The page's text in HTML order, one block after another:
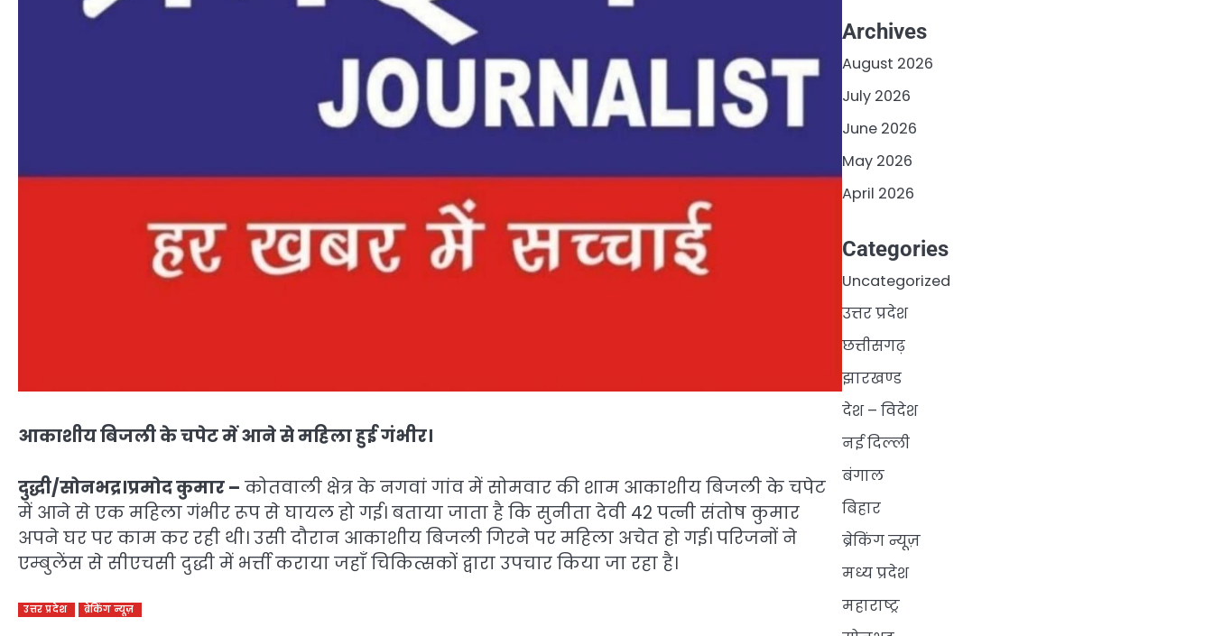
आकाशीय बिजली के चपेट में आने से महिला हुई गंभीर।
दुद्धी/सोनभद्र।प्रमोद कुमार – कोतवाली क्षेत्र के नगवां गांव में सोमवार की शाम आकाशीय बिजली के चपेट
में आने से एक महिला गंभीर रूप से घायल हो गई। बताया जाता है कि सुनीता देवी 42 पत्नी संतोष कुमार
अपने घर पर काम कर रही थी। उसी दौरान आकाशीय बिजली गिरने पर महिला अचेत हो गई। परिजनों ने
एम्बुलेंस से सीएचसी दुद्धी में भर्त्ती कराया जहाँ चिकित्सकों द्वारा उपचार किया जा रहा है।
उत्तर प्रदेश ब्रेकिंग न्यूज़
Archives
August 2026
July 2026
June 2026
May 2026
April 2026
Categories
Uncategorized
उत्तर प्रदेश
छत्तीसगढ़
झारखण्ड
देश – विदेश
नई दिल्ली
बंगाल
बिहार
ब्रेकिंग न्यूज़
मध्य प्रदेश
महाराष्ट्र